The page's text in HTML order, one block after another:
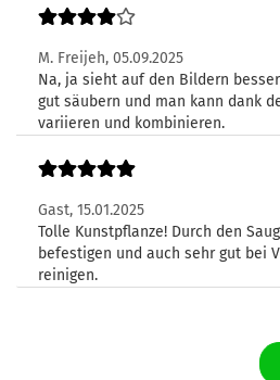
M. Freijeh, 05.09.2025
Na, ja sieht auf den Bildern
gut säubern und man kann dank
variieren und kombinieren.
Gast, 15.01.2025
Tolle Kunstpflanze! Durch den
befestigen und auch sehr gut bei
reinigen.